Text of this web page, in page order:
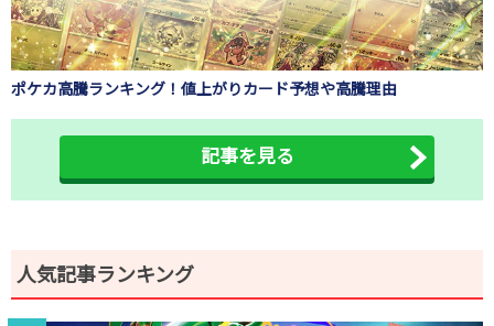
ポケカ高騰ランキング！値上がりカード予想や高騰理由
記事を見る
人気記事ランキング